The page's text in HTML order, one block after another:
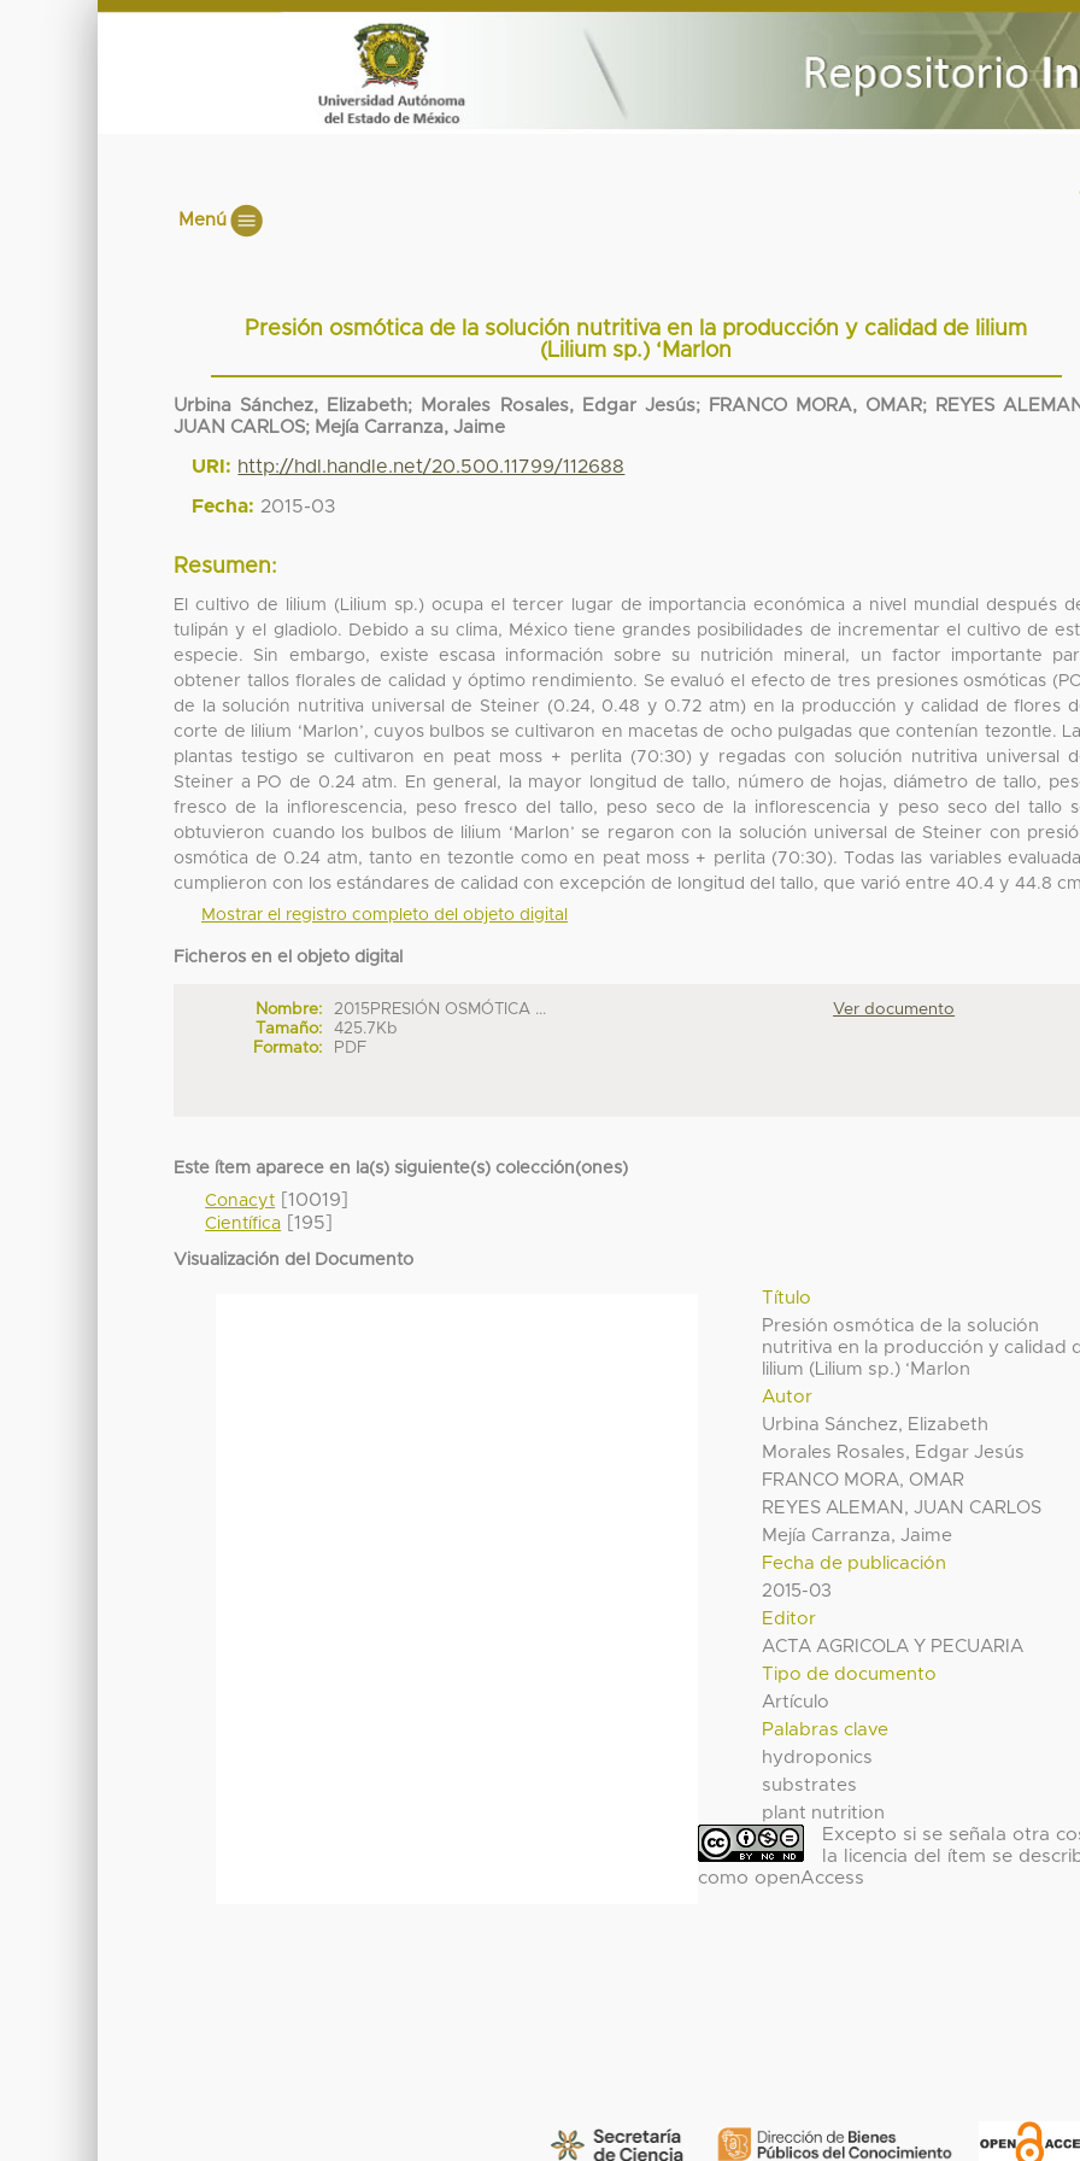
Menú
Presión osmótica de la solución nutritiva en la producción y calidad de lilium
(Lilium sp.) ‘Marlon
Urbina Sánchez, Elizabeth; Morales Rosales, Edgar Jesús; FRANCO MORA, OMAR;
REYES
JUAN CARLOS; Mejía Carranza, Jaime
URI: http://hdl.handle.net/20.500.11799/112688
Fecha: 2015-03
Resumen:
El cultivo de lilium (Lilium sp.) ocupa el tercer lugar de importancia económica a nivel mundial después
tulipán y el gladiolo. Debido a su clima, México tiene grandes posibilidades de incrementar el cultivo de
especie. Sin embargo, existe escasa información sobre su nutrición mineral, un factor importante
obtener tallos florales de calidad y óptimo rendimiento. Se evaluó el efecto de tres presiones osmóticas
de la solución nutritiva universal de Steiner (0.24, 0.48 y 0.72 atm) en la producción y calidad de flores
corte de lilium ‘Marlon’, cuyos bulbos se cultivaron en macetas de ocho pulgadas que contenían tezontle.
plantas testigo se cultivaron en peat moss + perlita (70:30) y regadas con solución nutritiva universal
Steiner a PO de 0.24 atm. En general, la mayor longitud de tallo, número de hojas, diámetro de tallo,
fresco de la inflorescencia, peso fresco del tallo, peso seco de la inflorescencia y peso seco del tallo
obtuvieron cuando los bulbos de lilium ‘Marlon’ se regaron con la solución universal de Steiner con
osmótica de 0.24 atm, tanto en tezontle como en peat moss + perlita (70:30). Todas las variables
cumplieron con los estándares de calidad con excepción de longitud del tallo, que varió entre 40.4 y 44.8
Mostrar el registro completo del objeto digital
Ficheros en el objeto digital
Nombre:
2015PRESIÓN OSMÓTICA ...
Tamaño:
425.7Kb
Formato:
PDF
Ver documento
Este ítem aparece en la(s) siguiente(s) colección(ones)
Conacyt [10019]
Científica [195]
Visualización del Documento
Título
Presión osmótica de la solución
nutritiva en la producción y calidad
lilium (Lilium sp.) ‘Marlon
Autor
Urbina Sánchez, Elizabeth
Morales Rosales, Edgar Jesús
FRANCO MORA, OMAR
REYES ALEMAN, JUAN CARLOS
Mejía Carranza, Jaime
Fecha de publicación
2015-03
Editor
ACTA AGRICOLA Y PECUARIA
Tipo de documento
Artículo
Palabras clave
hydroponics
substrates
plant nutrition
Excepto si se señala otra
la licencia del ítem se
como openAccess